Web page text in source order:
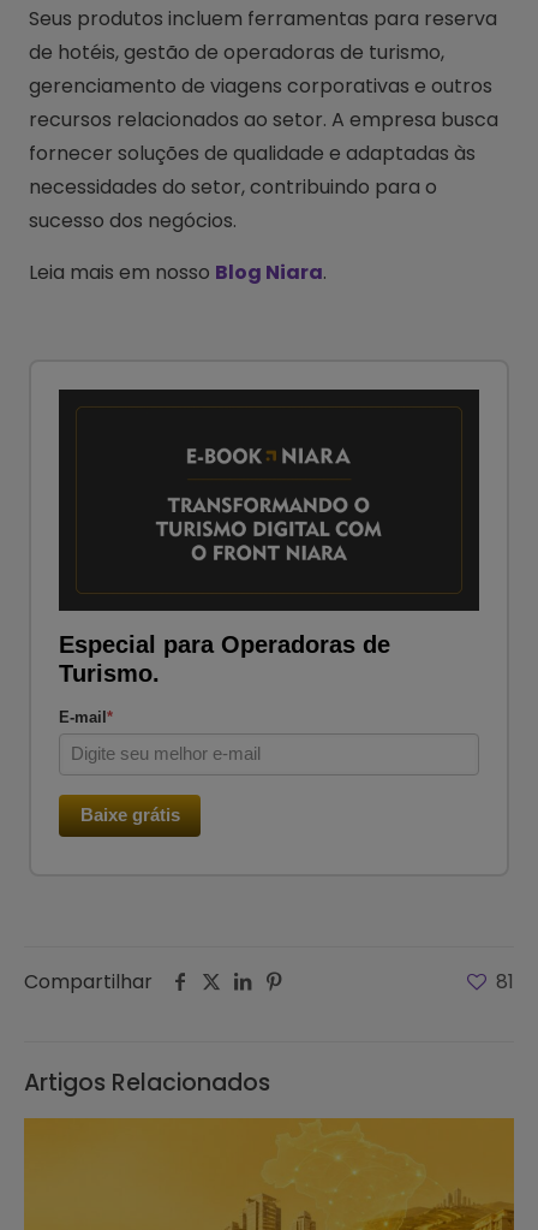
Seus produtos incluem ferramentas para reserva
de hotéis, gestão de operadoras de turismo,
gerenciamento de viagens corporativas e outros
recursos relacionados ao setor. A empresa busca
fornecer soluções de qualidade e adaptadas às
necessidades do setor, contribuindo para o
sucesso dos negócios.
Leia mais em nosso Blog Niara.
Especial para Operadoras de
Turismo.
E-mail*
Baixe grátis
Compartilhar 81
Artigos Relacionados